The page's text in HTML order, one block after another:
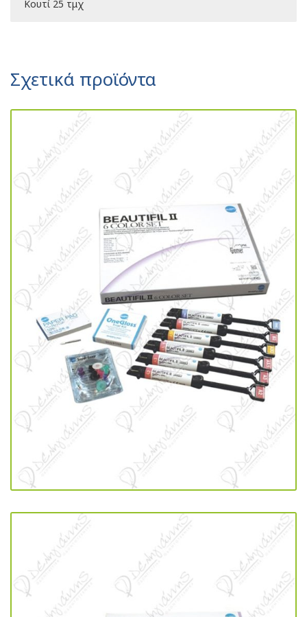
Κουτί 25 τμχ
Σχετικά προϊόντα